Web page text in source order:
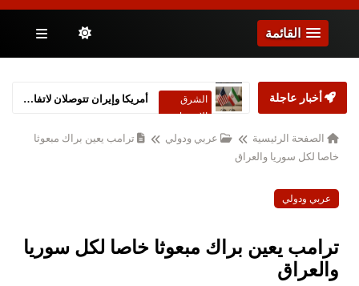
القائمة
أخبار عاجلة
الشرق
الاوسط
أمريكا وإيران تتوصلان لاتفاق سلام شامل
الصفحة الرئيسية عربي ودولي
ترامب يعين براك مبعوثا
خاصا لكل سوريا والعراق
عربي ودولي
ترامب يعين براك مبعوثا خاصا لكل سوريا
والعراق